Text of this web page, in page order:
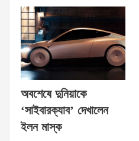
অবশেষে দুনিয়াকে
‘সাইবারক্যাব’ দেখালেন
ইলন মাস্ক